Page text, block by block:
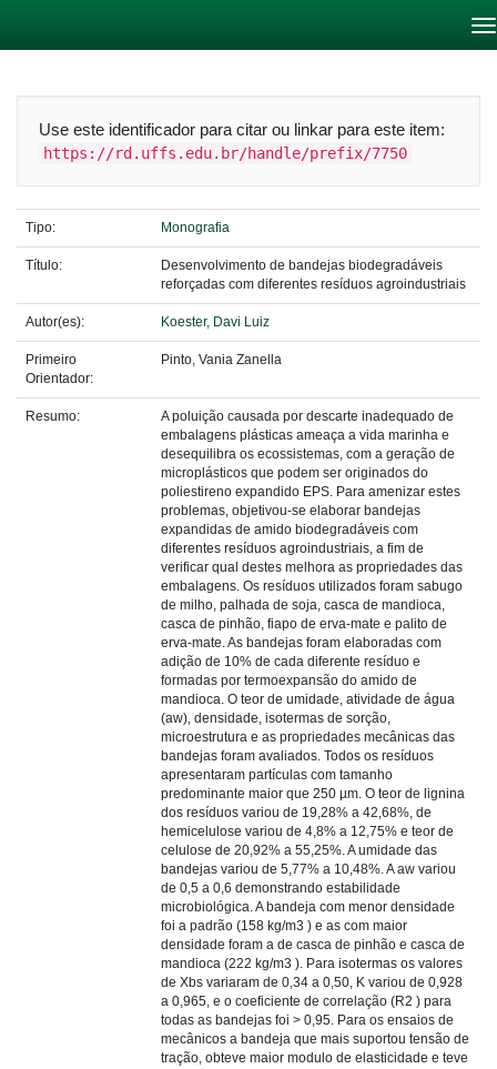
Use este identificador para citar ou linkar para este item:
https://rd.uffs.edu.br/handle/prefix/7750
Tipo: Monografia
Título:
Desenvolvimento de bandejas biodegradáveis
reforçadas com diferentes resíduos agroindustriais
Autor(es): Koester, Davi Luiz
Primeiro
Orientador:
Pinto, Vania Zanella
Resumo:
A poluição causada por descarte inadequado de
embalagens plásticas ameaça a vida marinha e
desequilibra os ecossistemas, com a geração de
microplásticos que podem ser originados do
poliestireno expandido EPS. Para amenizar estes
problemas, objetivou-se elaborar bandejas
expandidas de amido biodegradáveis com
diferentes resíduos agroindustriais, a fim de
verificar qual destes melhora as propriedades das
embalagens. Os resíduos utilizados foram sabugo
de milho, palhada de soja, casca de mandioca,
casca de pinhão, fiapo de erva-mate e palito de
erva-mate. As bandejas foram elaboradas com
adição de 10% de cada diferente resíduo e
formadas por termoexpansão do amido de
mandioca. O teor de umidade, atividade de água
(aw), densidade, isotermas de sorção,
microestrutura e as propriedades mecânicas das
bandejas foram avaliados. Todos os resíduos
apresentaram partículas com tamanho
predominante maior que 250 µm. O teor de lignina
dos resíduos variou de 19,28% a 42,68%, de
hemicelulose variou de 4,8% a 12,75% e teor de
celulose de 20,92% a 55,25%. A umidade das
bandejas variou de 5,77% a 10,48%. A aw variou
de 0,5 a 0,6 demonstrando estabilidade
microbiológica. A bandeja com menor densidade
foi a padrão (158 kg/m3 ) e as com maior
densidade foram a de casca de pinhão e casca de
mandioca (222 kg/m3 ). Para isotermas os valores
de Xbs variaram de 0,34 a 0,50, K variou de 0,928
a 0,965, e o coeficiente de correlação (R2 ) para
todas as bandejas foi > 0,95. Para os ensaios de
mecânicos a bandeja que mais suportou tensão de
tração, obteve maior modulo de elasticidade e teve